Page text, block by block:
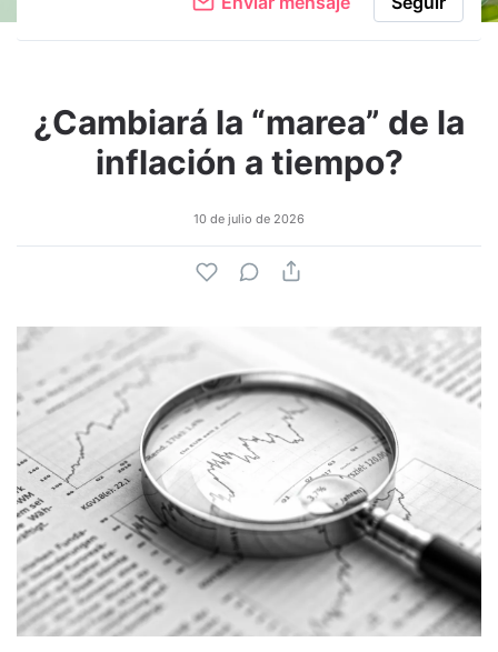
¿Cambiará la “marea” de la
inflación a tiempo?
10 de julio de 2026